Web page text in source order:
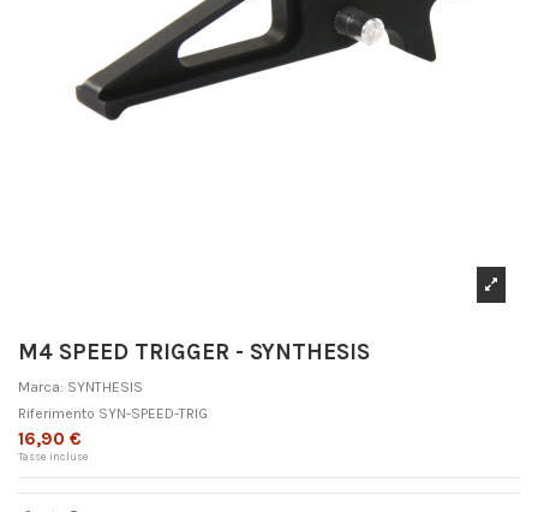
M4 SPEED TRIGGER - SYNTHESIS
Marca: SYNTHESIS
Riferimento SYN-SPEED-TRIG
16,90 €
Tasse incluse